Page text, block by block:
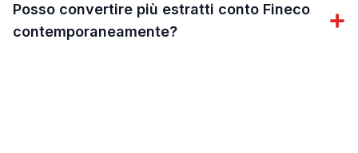
Posso convertire più estratti conto Fineco
contemporaneamente?